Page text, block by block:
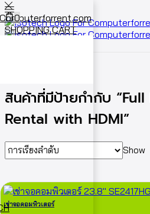
0
SHOPPING CART
สินค้าที่มีป้ายกำกับ
Rental with HDMI”
Show
เช่าจอคอมพิวเตอร์